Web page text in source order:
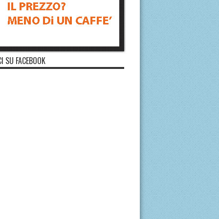
SU FACEBOOK